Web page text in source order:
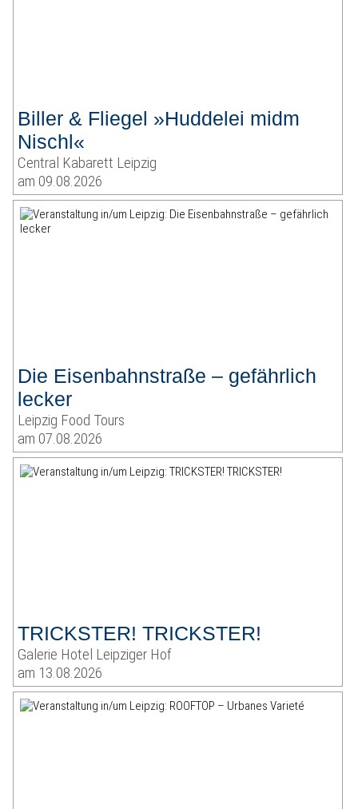
Biller & Fliegel »Huddelei midm
Nischl«
Central Kabarett Leipzig
am 09.08.2026
Die Eisenbahnstraße – gefährlich
lecker
Leipzig Food Tours
am 07.08.2026
TRICKSTER! TRICKSTER!
Galerie Hotel Leipziger Hof
am 13.08.2026